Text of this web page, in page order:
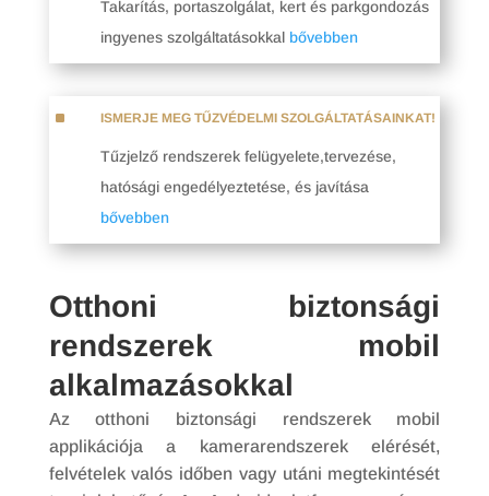
Takarítás, portaszolgálat, kert és parkgondozás
ingyenes szolgáltatásokkal bővebben
^ ISMERJE MEG TŰZVÉDELMI SZOLGÁLTATÁSAINKAT!
Tűzjelző rendszerek felügyelete,tervezése,
hatósági engedélyeztetése, és javítása
bővebben
Otthoni biztonsági
rendszerek mobil
alkalmazásokkal
Az otthoni biztonsági rendszerek mobil
applikációja a kamerarendszerek elérését,
felvételek valós időben vagy utáni megtekintését